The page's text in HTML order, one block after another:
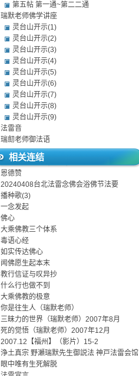
第五帖 第一通~第二二通
瑞默老师佛学讲座
灵台山开示(1)
灵台山开示(2)
灵台山开示(3)
灵台山开示(4)
灵台山开示(5)
灵台山开示(6)
灵台山开示(7)
灵台山开示(8)
灵台山开示(9)
法雷音
瑞劎老师御法语
相关连结
恩德赞
20240408台北法雷念佛会浴佛节法要
播种歌(3)
一念发起
佛心
大乘佛教三个体系
毒语心经
如实传达佛心
闻佛愿生起本末
教行信证与叹异抄
什么行也做不到
大乘佛教的极意
你是往生人（瑞默老师）
三昧力的世界（瑞默老师）2007年8月
死的觉悟（瑞默老师）2007年12月
2007.12【福州】（影片）15-2
浄土真宗 野瀬瑞默先生御説法 神戸法雷会馆
眼中唯有生死解脱